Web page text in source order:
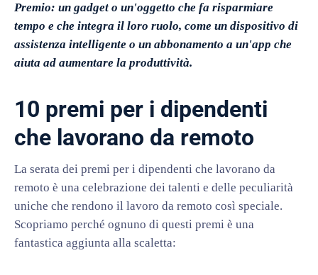
Premio: un gadget o un'oggetto che fa risparmiare
tempo e che integra il loro ruolo, come un dispositivo di
assistenza intelligente o un abbonamento a un'app che
aiuta ad aumentare la produttività.
10 premi per i dipendenti
che lavorano da remoto
La serata dei premi per i dipendenti che lavorano da
remoto è una celebrazione dei talenti e delle peculiarità
uniche che rendono il lavoro da remoto così speciale.
Scopriamo perché ognuno di questi premi è una
fantastica aggiunta alla scaletta: